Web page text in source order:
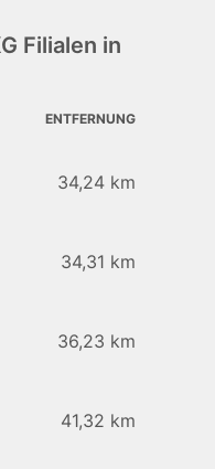
Filialen in
ENTFERNUNG
34,24 km
34,31 km
36,23 km
41,32 km